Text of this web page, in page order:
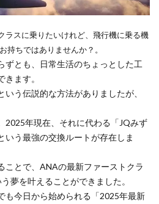
ラスに乗りたいけれど、飛行機に乗る機
ちではありませんか？。
ずとも、日常生活のちょっとした工
ます。
う伝説的な方法がありましたが、
2025年現在、それに代わる「JQみず
いう最強の交換ルートが存在しま
ことで、ANAの最新ファーストクラ
夢を叶えることができました。
も今日から始められる「2025年最新